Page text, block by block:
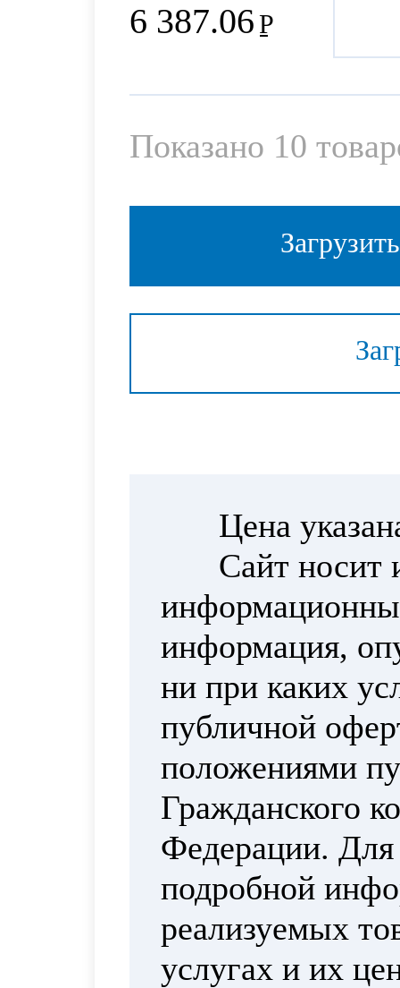
6 387.06Р
Показано 10
Цена
Сайт носит
информация,
ни при каких
публичной
положениями
Гражданского
Федерации. Для
подробной
реализуемых
услугах и их